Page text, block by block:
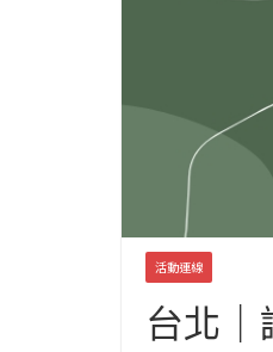
活動連線
台北